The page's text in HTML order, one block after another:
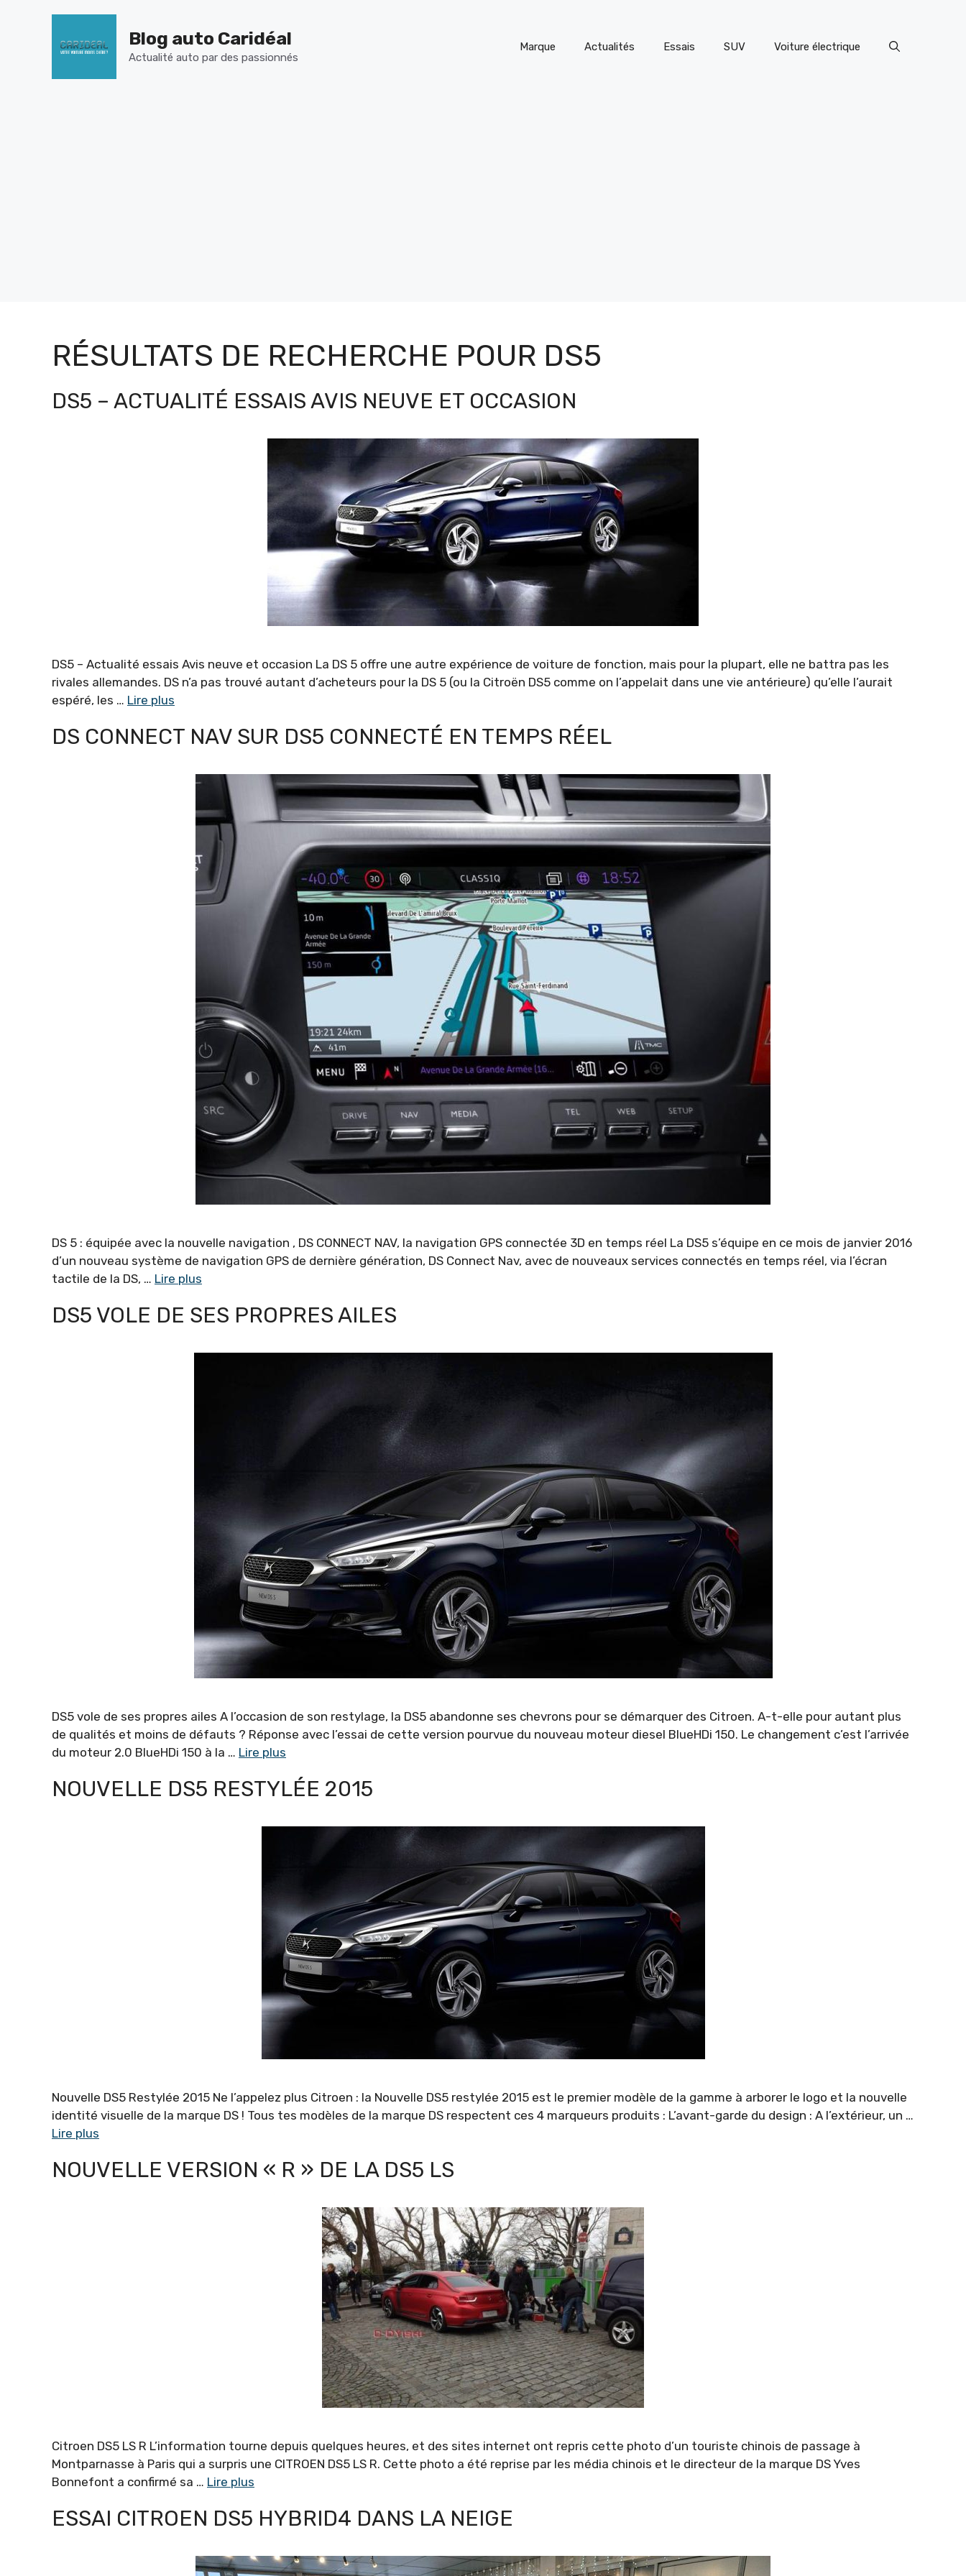
Blog auto Caridéal
Actualité auto par des passionnés
Marque Actualités Essais SUV Voiture électrique
RÉSULTATS DE RECHERCHE POUR DS5
DS5 – ACTUALITÉ ESSAIS AVIS NEUVE ET OCCASION
DS5 – Actualité essais Avis neuve et occasion La DS 5 offre une autre expérience de voiture de fonction, mais pour la plupart, elle ne battra pas les
rivales allemandes. DS n’a pas trouvé autant d’acheteurs pour la DS 5 (ou la Citroën DS5 comme on l’appelait dans une vie antérieure) qu’elle l’aurait
espéré, les … Lire plus
DS CONNECT NAV SUR DS5 CONNECTÉ EN TEMPS RÉEL
DS 5 : équipée avec la nouvelle navigation , DS CONNECT NAV, la navigation GPS connectée 3D en temps réel La DS5 s’équipe en ce mois de janvier 2016
d’un nouveau système de navigation GPS de dernière génération, DS Connect Nav, avec de nouveaux services connectés en temps réel, via l’écran
tactile de la DS, … Lire plus
DS5 VOLE DE SES PROPRES AILES
DS5 vole de ses propres ailes A l’occasion de son restylage, la DS5 abandonne ses chevrons pour se démarquer des Citroen. A-t-elle pour autant plus
de qualités et moins de défauts ? Réponse avec l’essai de cette version pourvue du nouveau moteur diesel BlueHDi 150. Le changement c’est l’arrivée
du moteur 2.0 BlueHDi 150 à la … Lire plus
NOUVELLE DS5 RESTYLÉE 2015
Nouvelle DS5 Restylée 2015 Ne l’appelez plus Citroen : la Nouvelle DS5 restylée 2015 est le premier modèle de la gamme à arborer le logo et la nouvelle
identité visuelle de la marque DS ! Tous tes modèles de la marque DS respectent ces 4 marqueurs produits : L’avant-garde du design : A l’extérieur, un …
Lire plus
NOUVELLE VERSION « R » DE LA DS5 LS
Citroen DS5 LS R L’information tourne depuis quelques heures, et des sites internet ont repris cette photo d’un touriste chinois de passage à
Montparnasse à Paris qui a surpris une CITROEN DS5 LS R. Cette photo a été reprise par les média chinois et le directeur de la marque DS Yves
Bonnefont a confirmé sa … Lire plus
ESSAI CITROEN DS5 HYBRID4 DANS LA NEIGE